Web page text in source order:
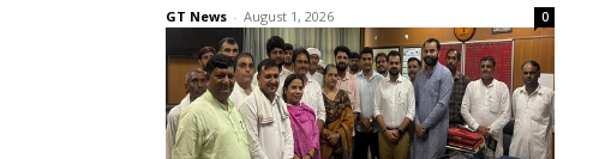
GT News - August 1, 2026 0